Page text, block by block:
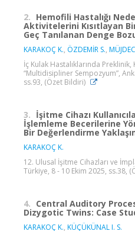
2. Hemofili Hastalığı
Aktivitelerini Kısıtlayan
Geç Tanılanan Denge
KARAKOÇ K., ÖZDEMİR S.,
İç Kulak Hastalıklarında
“Multidisipliner Sempozyum”,
ss.93, (Özet Bildiri)
3. İşitme Cihazı
İşlemleme Becerilerine
Bir Değerlendirme
KARAKOÇ K.
12. Ulusal İşitme Cihazları ve
Türkiye, 8 - 10 Ekim 2025, ss.38,
4. Central Auditory
Dizygotic Twins: Case
KARAKOÇ K., KÜÇÜKÜNAL I. S.